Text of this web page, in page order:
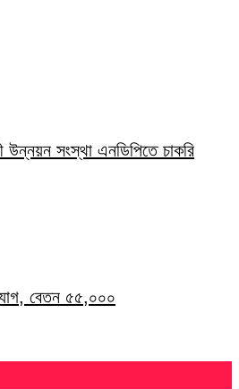
উন্নয়ন সংস্থা এনডিপিতে চাকরি
বেতন ৫৫,০০০